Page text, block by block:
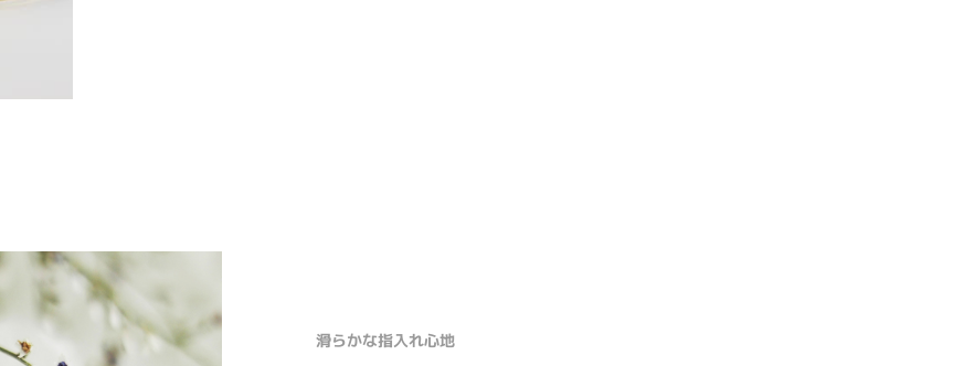
滑らかな指入れ心地